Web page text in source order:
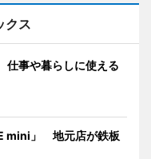
クス
事や暮らしに使える
mini」 地元店が鉄板